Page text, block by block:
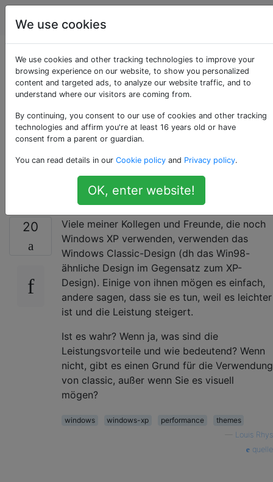
Computerbenutzer
Verbessert das
Ändern des Windows
XP-Designs in
"Klassisch" die
Leistung?
20
Viele meiner Kollegen und Freunde, die noch
Windows XP verwenden, verwenden das
Windows Classic-Design (dh das Win98-
ähnliche Design im Gegensatz zum XP-
Design). Einige von ihnen mögen es einfach,
andere sagen, dass sie es tun, weil es leichter
ist und die Leistung steigert.
Ist es wahr? Wenn ja, was sind die
Leistungsvorteile und wie bedeutend? Wenn
nicht, gibt es einen Grund für die Verwendung
von classic, außer wenn Sie es visuell
mögen?
windows windows-xp performance
themes
Louis Rhys
quelle
We use cookies
We use cookies and other tracking technologies to improve your
browsing experience on our website, to show you personalized
content and targeted ads, to analyze our website traffic, and to
understand where our visitors are coming from.
By continuing, you consent to our use of cookies and other tracking
technologies and affirm you're at least 16 years old or have
consent from a parent or guardian.
You can read details in our Cookie policy and Privacy policy.
OK, enter website!